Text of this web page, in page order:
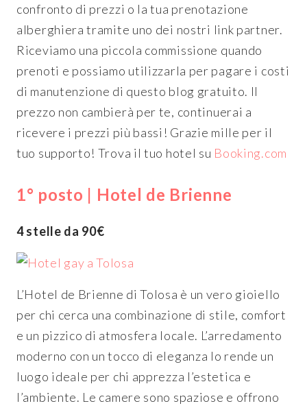
confronto di prezzi o la tua prenotazione
alberghiera tramite uno dei nostri link partner.
Riceviamo una piccola commissione quando
prenoti e possiamo utilizzarla per pagare i costi
di manutenzione di questo blog gratuito. Il
prezzo non cambierà per te, continuerai a
ricevere i prezzi più bassi! Grazie mille per il
tuo supporto! Trova il tuo hotel su Booking.com
1° posto | Hotel de Brienne
4 stelle da 90€
L’Hotel de Brienne di Tolosa è un vero gioiello
per chi cerca una combinazione di stile, comfort
e un pizzico di atmosfera locale. L’arredamento
moderno con un tocco di eleganza lo rende un
luogo ideale per chi apprezza l’estetica e
l’ambiente. Le camere sono spaziose e offrono